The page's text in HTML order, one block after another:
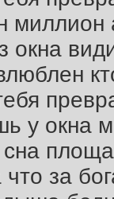
миллион
окна
у окна
за